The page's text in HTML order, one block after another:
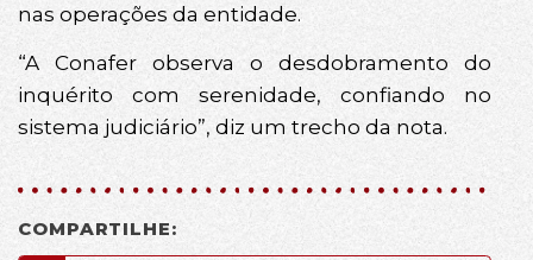
nas operações da entidade.
“A Conafer observa o desdobramento do
inquérito com serenidade, confiando no
sistema judiciário”, diz um trecho da nota.
COMPARTILHE: